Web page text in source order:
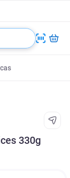
330g